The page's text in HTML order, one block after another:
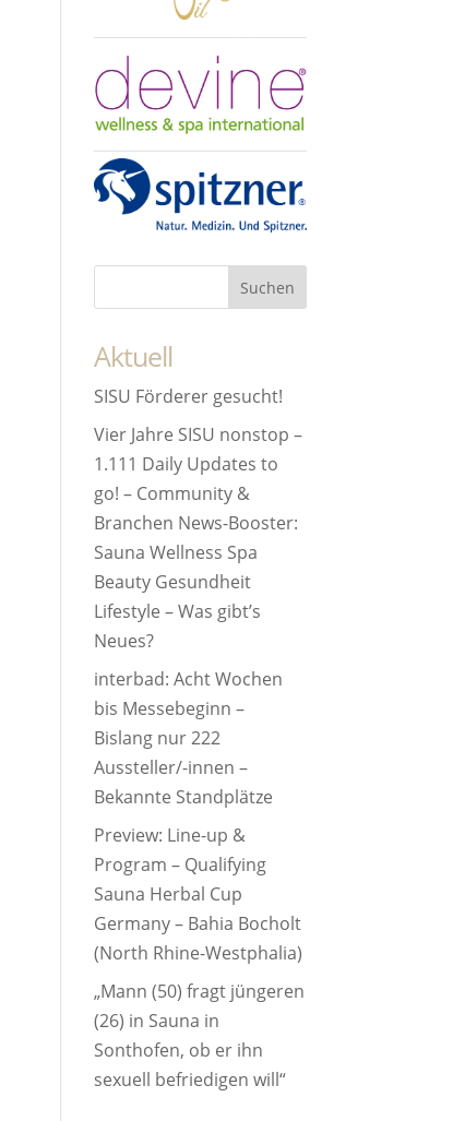
Aktuell
SISU Förderer gesucht!
Vier Jahre SISU nonstop –
1.111 Daily Updates to
go! – Community &
Branchen News-Booster:
Sauna Wellness Spa
Beauty Gesundheit
Lifestyle – Was gibt’s
Neues?
interbad: Acht Wochen
bis Messebeginn –
Bislang nur 222
Aussteller/-innen –
Bekannte Standplätze
Preview: Line-up &
Program – Qualifying
Sauna Herbal Cup
Germany – Bahia Bocholt
(North Rhine-Westphalia)
„Mann (50) fragt jüngeren
(26) in Sauna in
Sonthofen, ob er ihn
sexuell befriedigen will“